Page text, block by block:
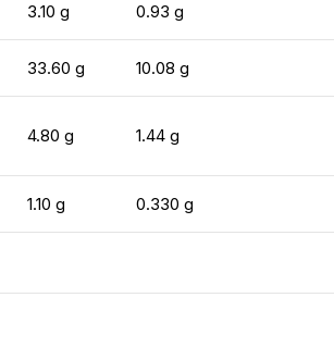
3.10 g 0.93 g
33.60 g 10.08 g
4.80 g 1.44 g
1.10 g 0.330 g